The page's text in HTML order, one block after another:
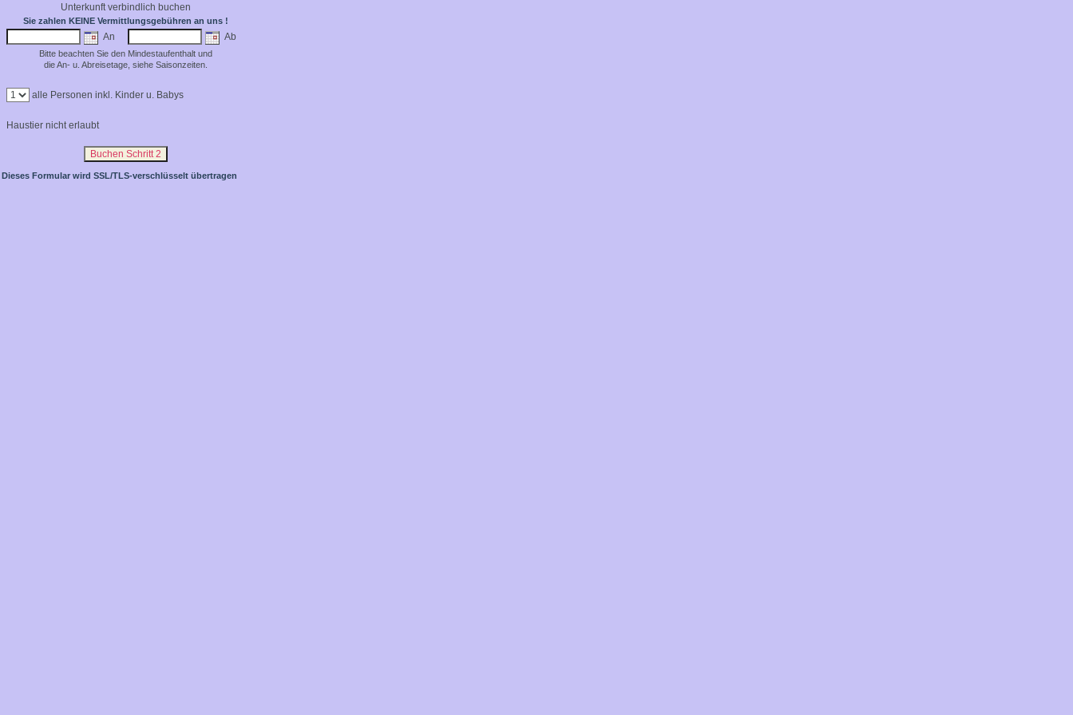
Unterkunft verbindlich buchen
Sie zahlen KEINE Vermittlungsgebühren an uns !
An Ab
Bitte beachten Sie den Mindestaufenthalt und
die An- u. Abreisetage, siehe Saisonzeiten.
alle Personen inkl. Kinder u. Babys
Haustier nicht erlaubt
Dieses Formular wird SSL/TLS-verschlüsselt übertragen